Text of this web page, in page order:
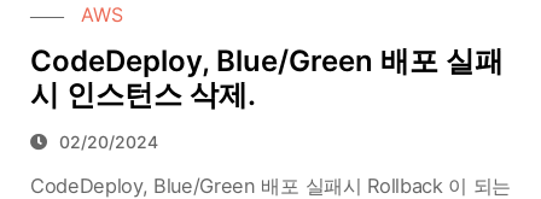
AWS
CodeDeploy, Blue/Green 배포 실패
시 인스턴스 삭제.
02/20/2024
CodeDeploy, Blue/Green 배포 실패시 Rollback 이 되는